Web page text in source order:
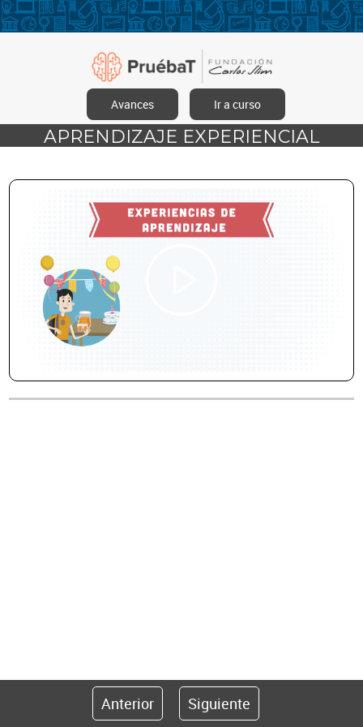
Avances Ir a curso
APRENDIZAJE EXPERIENCIAL
Anterior Siguiente